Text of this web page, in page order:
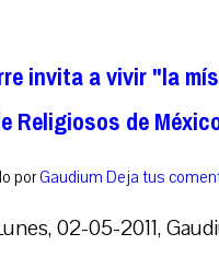
invita a vivir "la
Religiosos de
porGaudium Deja tus
02-05-2011,